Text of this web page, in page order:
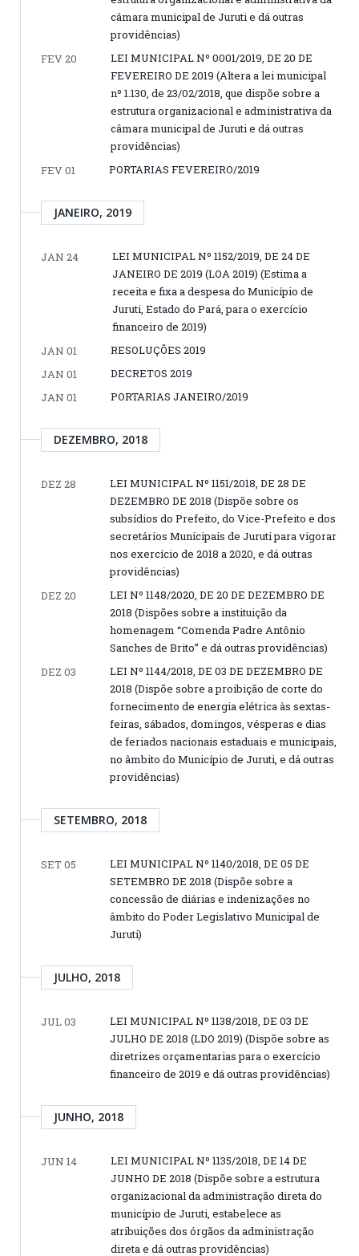
câmara municipal de Juruti e dá outras
providências)
FEV 20
LEI MUNICIPAL Nº 0001/2019, DE 20 DE
FEVEREIRO DE 2019 (Altera a lei municipal
nº 1.130, de 23/02/2018, que dispõe sobre a
estrutura organizacional e administrativa da
câmara municipal de Juruti e dá outras
providências)
FEV 01
PORTARIAS FEVEREIRO/2019
JANEIRO, 2019
JAN 24
LEI MUNICIPAL Nº 1152/2019, DE 24 DE
JANEIRO DE 2019 (LOA 2019) (Estima a
receita e fixa a despesa do Município de
Juruti, Estado do Pará, para o exercício
financeiro de 2019)
JAN 01
RESOLUÇÕES 2019
JAN 01
DECRETOS 2019
JAN 01
PORTARIAS JANEIRO/2019
DEZEMBRO, 2018
DEZ 28
LEI MUNICIPAL Nº 1151/2018, DE 28 DE
DEZEMBRO DE 2018 (Dispõe sobre os
subsídios do Prefeito, do Vice-Prefeito e dos
secretários Municipais de Juruti para vigorar
nos exercício de 2018 a 2020, e dá outras
providências)
DEZ 20
LEI Nº 1148/2020, DE 20 DE DEZEMBRO DE
2018 (Dispões sobre a instituição da
homenagem “Comenda Padre Antônio
Sanches de Brito” e dá outras providências)
DEZ 03
LEI Nº 1144/2018, DE 03 DE DEZEMBRO DE
2018 (Dispõe sobre a proibição de corte do
fornecimento de energia elétrica às sextas-
feiras, sábados, domingos, vésperas e dias
de feriados nacionais estaduais e municipais,
no âmbito do Município de Juruti, e dá outras
providências)
SETEMBRO, 2018
SET 05
LEI MUNICIPAL Nº 1140/2018, DE 05 DE
SETEMBRO DE 2018 (Dispõe sobre a
concessão de diárias e indenizações no
âmbito do Poder Legislativo Municipal de
Juruti)
JULHO, 2018
JUL 03
LEI MUNICIPAL Nº 1138/2018, DE 03 DE
JULHO DE 2018 (LDO 2019) (Dispõe sobre as
diretrizes orçamentarias para o exercício
financeiro de 2019 e dá outras providências)
JUNHO, 2018
JUN 14
LEI MUNICIPAL Nº 1135/2018, DE 14 DE
JUNHO DE 2018 (Dispõe sobre a estrutura
organizacional da administração direta do
município de Juruti, estabelece as
atribuições dos órgãos da administração
direta e dá outras providências)